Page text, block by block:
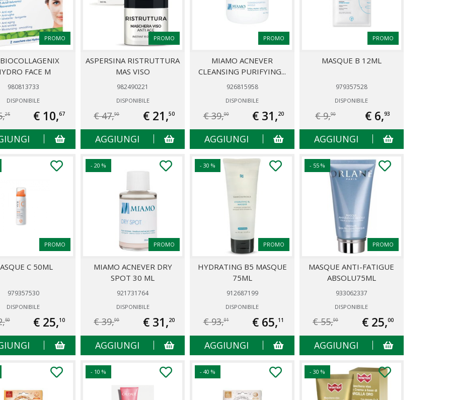
PROMO
FACE M
980813733
DISPONIBILE
25 € 10,67
PROMO
ASPERSINA RISTRUTTURA
MAS VISO
982490221
DISPONIBILE
€ 47,90 € 21,50
AGGIUNGI
PROMO
MIAMO ACNEVER
CLEANSING PURIFYING...
926815958
DISPONIBILE
€ 39,00 € 31,20
AGGIUNGI
PROMO
MASQUE B 12ML
979357528
DISPONIBILE
€ 9,90 € 6,93
AGGIUNGI
PROMO
C 50ML
979357530
DISPONIBILE
50 € 25,10
- 20 %
PROMO
MIAMO ACNEVER DRY
SPOT 30 ML
921731764
DISPONIBILE
€ 39,00 € 31,20
AGGIUNGI
- 30 %
PROMO
HYDRATING B5 MASQUE
75ML
912687199
DISPONIBILE
€ 93,01 € 65,11
AGGIUNGI
- 55 %
PROMO
MASQUE ANTI-FATIGUE
ABSOLU75ML
933062337
DISPONIBILE
€ 55,00 € 25,00
AGGIUNGI
- 10 % - 40 % - 30 %